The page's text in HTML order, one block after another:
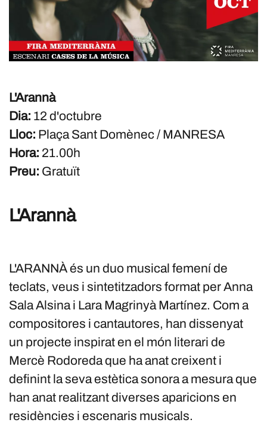
L'Arannà
Dia: 12 d'octubre
Lloc: Plaça Sant Domènec / MANRESA
Hora: 21.00h
Preu: Gratuït
L'Arannà
L'ARANNÀ és un duo musical femení de
teclats, veus i sintetitzadors format per Anna
Sala Alsina i Lara Magrinyà Martínez. Com a
compositores i cantautores, han dissenyat
un projecte inspirat en el món literari de
Mercè Rodoreda que ha anat creixent i
definint la seva estètica sonora a mesura que
han anat realitzant diverses aparicions en
residències i escenaris musicals.